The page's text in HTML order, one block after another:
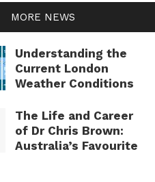
MORE NEWS
Understanding the
Current London
Weather Conditions
The Life and Career
of Dr Chris Brown:
Australia’s Favourite
umfassen Konflikte und
Push Gaming bietet Spielern
mit der Möglichkeit auf
4 Reihen und 20 feste
Die Freispielfunktion mit
Chancen auf einen großen
das 5.000-fache erreichen.